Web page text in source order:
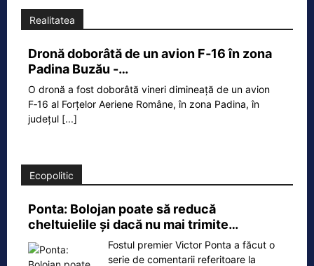
Realitatea
Dronă doborâtă de un avion F‑16 în zona
Padina Buzău -…
O dronă a fost doborâtă vineri dimineață de un avion
F‑16 al Forțelor Aeriene Române, în zona Padina, în
județul [...]
Ecopolitic
Ponta: Bolojan poate să reducă
cheltuielile şi dacă nu mai trimite…
Fostul premier Victor Ponta a făcut o
serie de comentarii referitoare la